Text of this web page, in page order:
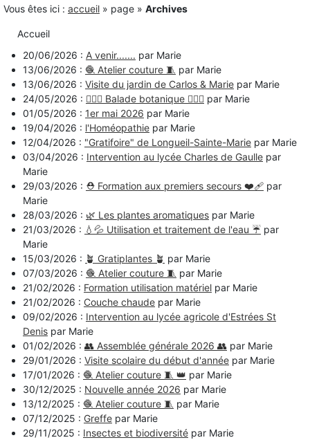
Vous êtes ici : accueil » page » Archives
Accueil
20/06/2026 : A venir....... par Marie
13/06/2026 : 🧶 Atelier couture 🧵 par Marie
13/06/2026 : Visite du jardin de Carlos & Marie par Marie
24/05/2026 : 🚶🏻‍♀️ Balade botanique 🚶🏻‍♂️ par Marie
01/05/2026 : 1er mai 2026 par Marie
19/04/2026 : l'Homéopathie par Marie
12/04/2026 : "Gratifoire" de Longueil-Sainte-Marie par Marie
03/04/2026 : Intervention au lycée Charles de Gaulle par
Marie
29/03/2026 : ⛑️ Formation aux premiers secours ❤️‍🩹 par
Marie
28/03/2026 : 🌿 Les plantes aromatiques par Marie
21/03/2026 : 💧💦 Utilisation et traitement de l'eau ☔️ par
Marie
15/03/2026 : 🪴 Gratiplantes 🪴 par Marie
07/03/2026 : 🧶 Atelier couture 🧵 par Marie
21/02/2026 : Formation utilisation matériel par Marie
21/02/2026 : Couche chaude par Marie
09/02/2026 : Intervention au lycée agricole d'Estrées St
Denis par Marie
01/02/2026 : 👥 Assemblée générale 2026 👥 par Marie
29/01/2026 : Visite scolaire du début d'année par Marie
17/01/2026 : 🧶 Atelier couture 🧵 👑 par Marie
30/12/2025 : Nouvelle année 2026 par Marie
13/12/2025 : 🧶 Atelier couture 🧵 par Marie
07/12/2025 : Greffe par Marie
29/11/2025 : Insectes et biodiversité par Marie